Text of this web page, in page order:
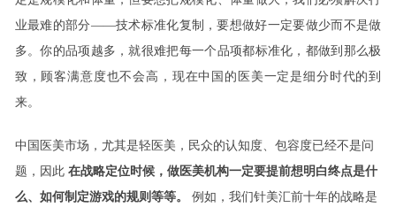
业最难的部分——技术标准化复制，要想做好一定要做少而不是做
多。你的品项越多，就很难把每一个品项都标准化，都做到那么极
致，顾客满意度也不会高，现在中国的医美一定是细分时代的到
来。
中国医美市场，尤其是轻医美，民众的认知度、包容度已经不是问
题，因此 在战略定位时候，做医美机构一定要提前想明白终点是什
么、如何制定游戏的规则等等。 例如，我们针美汇前十年的战略是